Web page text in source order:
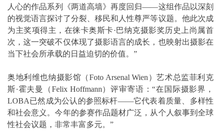
人心的作品系列《两道高墙》再度回归——这组作品以深刻
的视觉语言探讨了分裂、移民和人性尊严等议题。他此次成
为主奖项得主，在徕卡奥斯卡·巴纳克摄影奖历史上尚属首
次，这一突破不仅体现了摄影语言的成长，也映射出摄影在
当下社会所承载的日益迫切的价值。”
奥地利维也纳摄影馆（Foto Arsenal Wien）艺术总监菲利克
斯·霍夫曼（Felix Hoffmann）评审寄语：“在国际摄影界，
LOBA已然成为公认的参照标杆——它代表着质量、多样性
和社会意义。今年的参赛作品题材广泛，从个人叙事到全球
性社会议题，非常丰富多元。”